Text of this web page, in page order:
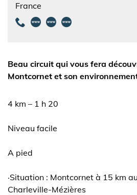
France
Beau circuit qui vous fera
Montcornet et son
4 km – 1 h 20
Niveau facile
A pied
·Situation : Montcornet à 15 km
Charleville-Mézières